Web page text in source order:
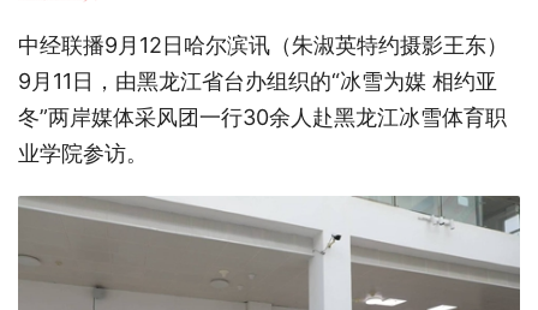
中经联播9月12日哈尔滨讯（朱淑英特约摄影王东）
9月11日，由黑龙江省台办组织的“冰雪为媒 相约亚
冬”两岸媒体采风团一行30余人赴黑龙江冰雪体育职
业学院参访。